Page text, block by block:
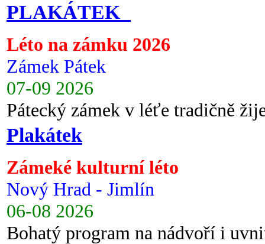
PLAKÁTEK
Léto na zámku 2026
Zámek Pátek
07-09 2026
Pátecký zámek v léťe tradičně
Plakátek
Zámeké kulturní léto
Nový Hrad - Jimlín
06-08 2026
Bohatý program na nádvoří i